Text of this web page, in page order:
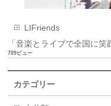
LIFriends
「音楽とライブで全国に
709ビュー
カテゴリー